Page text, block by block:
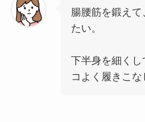
腸腰筋を鍛え
たい。
下半身を細くし
コよく履きこな